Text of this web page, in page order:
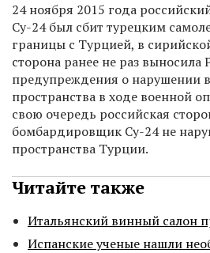
24 ноября 2015 года
Су-24 был сбит турецким
границы с Турцией, в
сторона ранее не раз выносила
предупреждения о нарушении
пространства в ходе военной
свою очередь российская
бомбардировщик Су-24 не
пространства Турции.
Читайте также
Итальянский винный салон
Испанские ученые нашли